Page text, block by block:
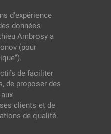
d’expérience
données
Ambrosy a
(pour
de faciliter
de proposer des
clients et de
de qualité.